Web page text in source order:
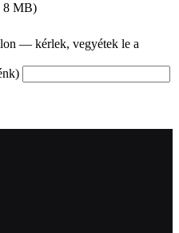
8 MB)
— kérlek, vegyétek le a